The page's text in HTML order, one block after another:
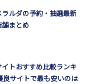
ラルダの予約・抽選最新
まとめ
トおすすめ比較ランキ
良サイトで最も安いのは